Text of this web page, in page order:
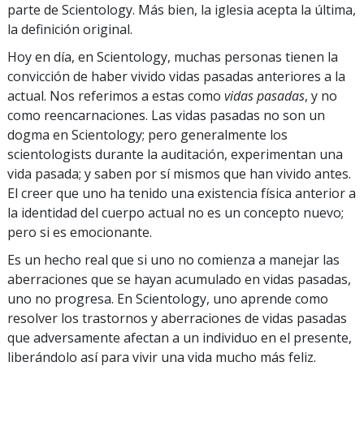
parte de Scientology. Más bien, la iglesia acepta la última,
la definición original.
Hoy en día, en Scientology, muchas personas tienen la
convicción de haber vivido vidas pasadas anteriores a la
actual. Nos referimos a estas como vidas pasadas, y no
como reencarnaciones. Las vidas pasadas no son un
dogma en Scientology; pero generalmente los
scientologists durante la auditación, experimentan una
vida pasada; y saben por sí mismos que han vivido antes.
El creer que uno ha tenido una existencia física anterior a
la identidad del cuerpo actual no es un concepto nuevo;
pero si es emocionante.
Es un hecho real que si uno no comienza a manejar las
aberraciones que se hayan acumulado en vidas pasadas,
uno no progresa. En Scientology, uno aprende como
resolver los trastornos y aberraciones de vidas pasadas
que adversamente afectan a un individuo en el presente,
liberándolo así para vivir una vida mucho más feliz.